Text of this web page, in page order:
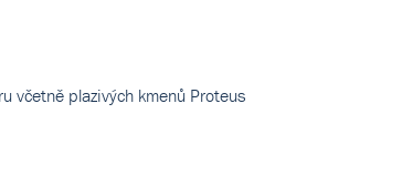
včetně plazivých kmenů Proteus